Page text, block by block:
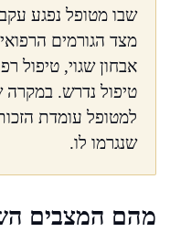
שבו מטופל נפגע
מצד הגורמים
אבחון שגוי, טיפול
טיפול נדרש. במקרה
למטופל עומדת
שנגרמו לו.
מהם המצבים